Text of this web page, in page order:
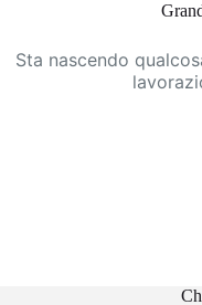
Sta nascendo